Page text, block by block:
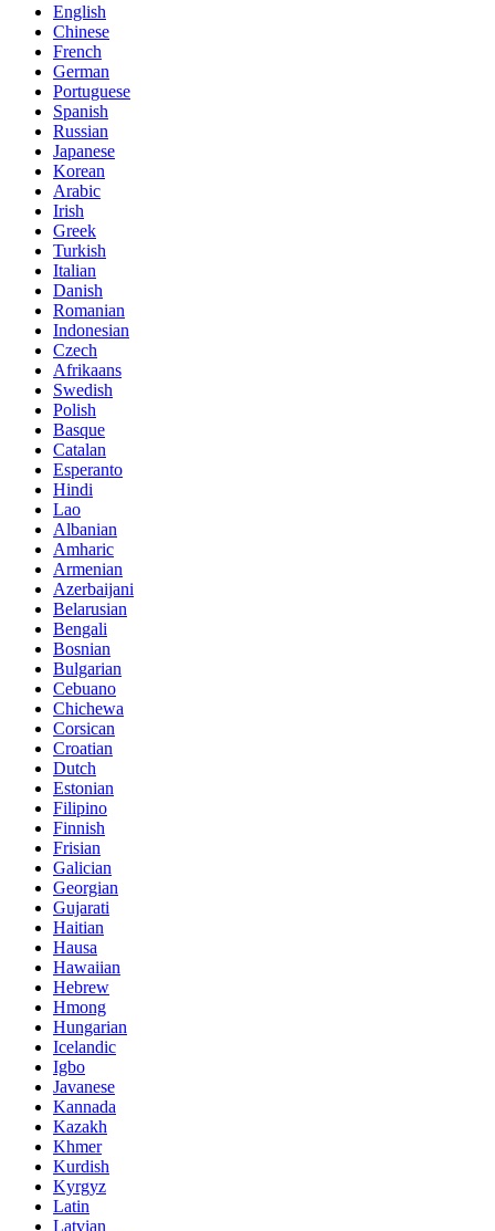
English
Chinese
French
German
Portuguese
Spanish
Russian
Japanese
Korean
Arabic
Irish
Greek
Turkish
Italian
Danish
Romanian
Indonesian
Czech
Afrikaans
Swedish
Polish
Basque
Catalan
Esperanto
Hindi
Lao
Albanian
Amharic
Armenian
Azerbaijani
Belarusian
Bengali
Bosnian
Bulgarian
Cebuano
Chichewa
Corsican
Croatian
Dutch
Estonian
Filipino
Finnish
Frisian
Galician
Georgian
Gujarati
Haitian
Hausa
Hawaiian
Hebrew
Hmong
Hungarian
Icelandic
Igbo
Javanese
Kannada
Kazakh
Khmer
Kurdish
Kyrgyz
Latin
Latvian